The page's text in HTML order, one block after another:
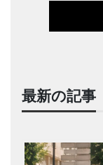
最新の記事